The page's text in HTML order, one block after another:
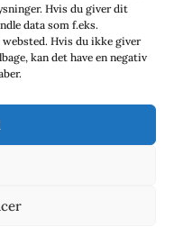
Hvis du giver dit
data som f.eks.
Hvis du ikke giver
kan det have en negativ
(Ö.)
(ÖC)
(VdÜ)